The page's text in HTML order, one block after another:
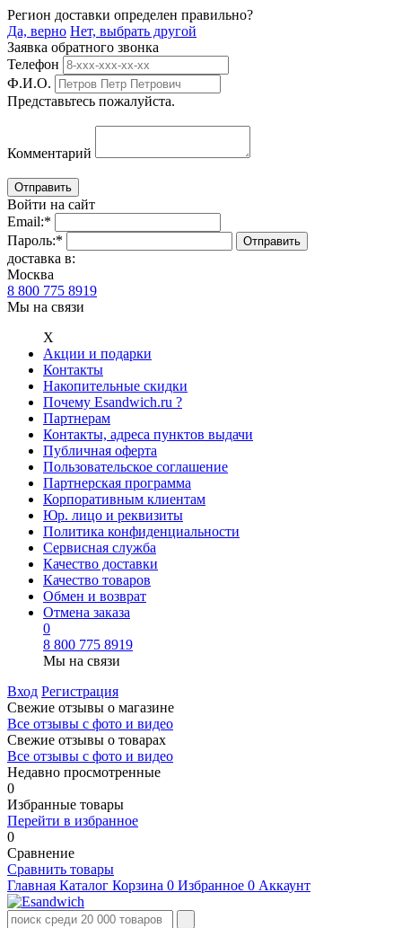
Регион доставки определен правильно?
Да, верно Нет, выбрать другой
Заявка обратного звонка
Телефон
Ф.И.О.
Представьтесь пожалуйста.
Комментарий
Войти на сайт
Email:*
Пароль:*
доставка в:
Москва
8 800 775 8919
Мы на связи
Х
Акции и подарки
Контакты
Накопительные скидки
Почему Esandwich.ru ?
Партнерам
Контакты, адреса пунктов выдачи
Публичная оферта
Пользовательское соглашение
Партнерская программа
Корпоративным клиентам
Юр. лицо и реквизиты
Политика конфиденциальности
Сервисная служба
Качество доставки
Качество товаров
Обмен и возврат
Отмена заказа
0
8 800 775 8919
Мы на связи
Вход Регистрация
Свежие отзывы о магазине
Все отзывы с фото и видео
Свежие отзывы о товарах
Все отзывы c фото и видео
Недавно просмотренные
0
Избранные товары
Перейти в избранное
0
Сравнение
Сравнить товары
Главная Каталог Корзина 0 Избранное 0 Аккаунт